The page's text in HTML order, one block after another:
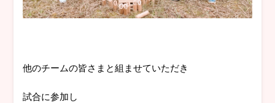
他のチームの皆さまと組ませていただき
試合に参加し